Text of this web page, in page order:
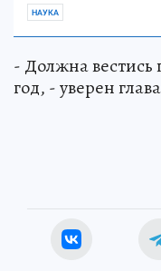
НАУКА
- Должна вестись
год, - уверен